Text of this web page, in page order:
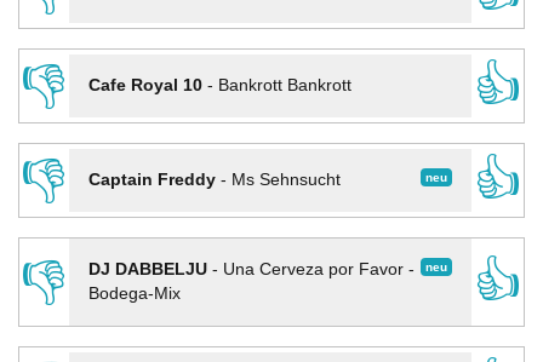
👎
Cafe Royal 10- Bankrott Bankrott
👍
👎
neu
Captain Freddy- Ms Sehnsucht
👍
👎
neu
DJ DABBELJU- Una Cerveza por Favor -
Bodega-Mix
👍